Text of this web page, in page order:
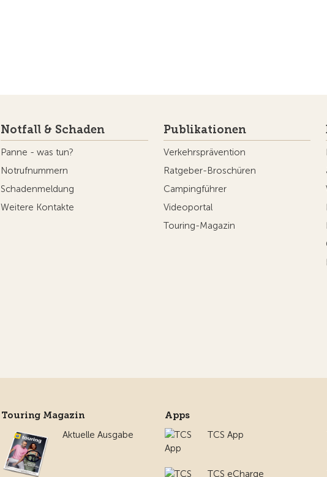
Notfall & Schaden
Panne - was tun?
Notrufnummern
Schadenmeldung
Weitere Kontakte
Publikationen
Verkehrsprävention
Ratgeber-Broschüren
Campingführer
Videoportal
Touring-Magazin
Touring Magazin
Aktuelle Ausgabe
Apps
TCS App
TCS eCharge